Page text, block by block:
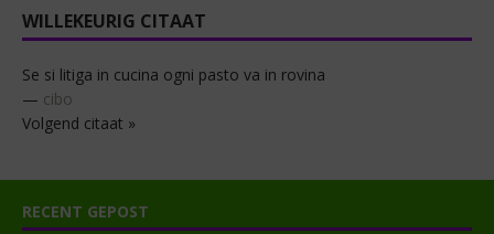
WILLEKEURIG CITAAT
Se si litiga in cucina ogni pasto va in rovina
— cibo
Volgend citaat »
RECENT GEPOST